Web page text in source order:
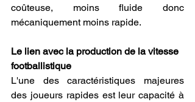
coûteuse, moins fluide donc
mécaniquement moins rapide.
Le lien avec la production de la vitesse
footballistique
L'une des caractéristiques majeures
des joueurs rapides est leur capacité à